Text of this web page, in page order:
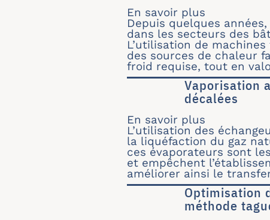
En savoir plus
Depuis quelques
dans les secteurs des
L’utilisation de
des sources de chaleur
froid requise, tout en
Vaporisation
décalées
En savoir plus
L’utilisation des
la liquéfaction du gaz
ces évaporateurs sont
et empêchent
améliorer ainsi le
Optimisation
méthode